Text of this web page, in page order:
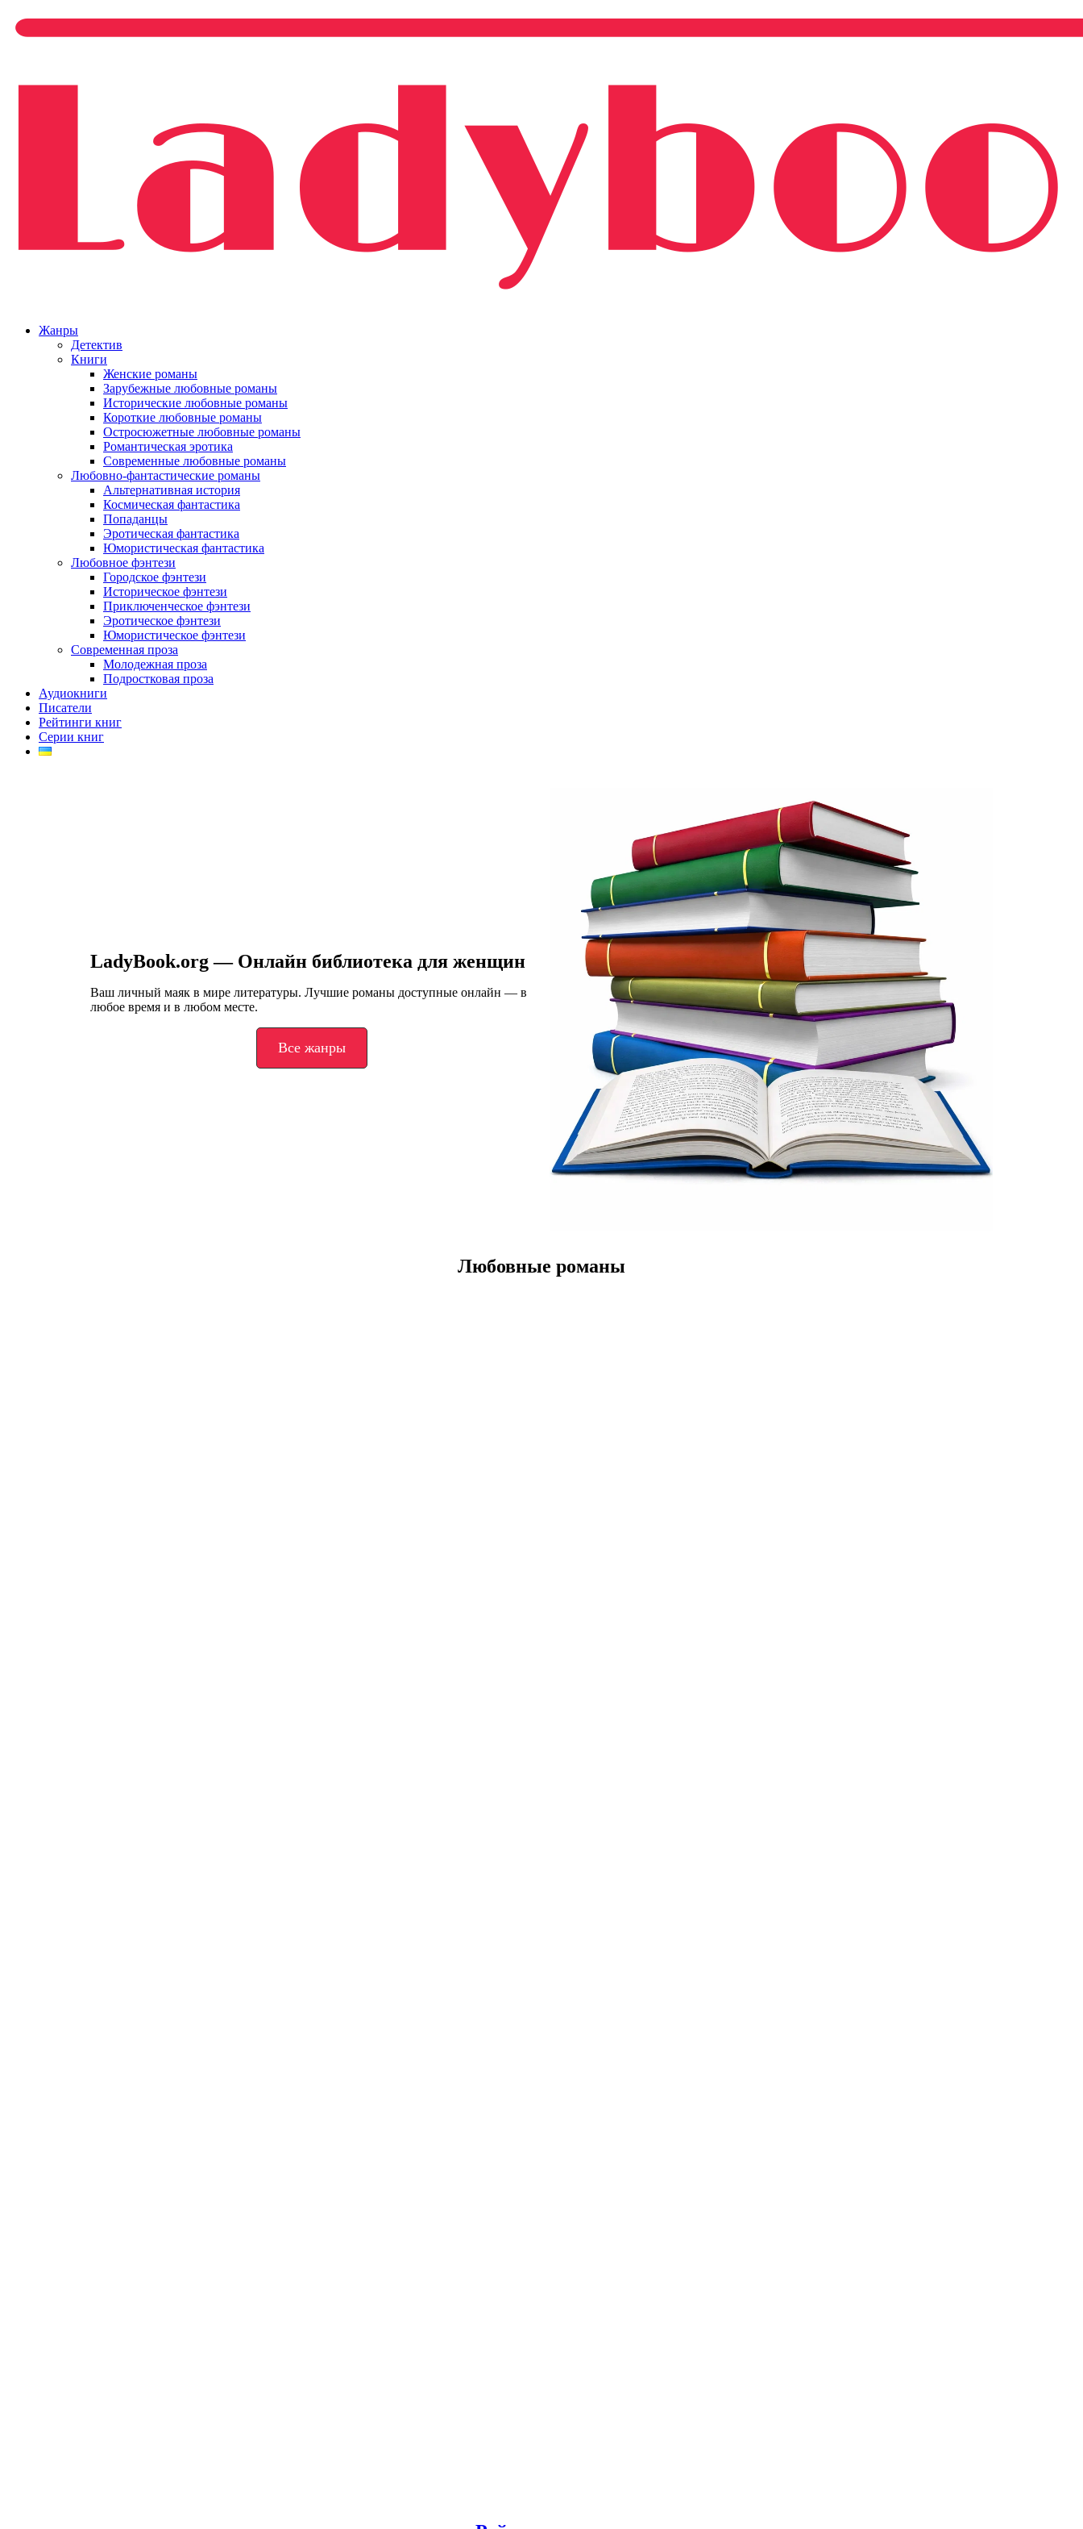
Жанры
Детектив
Книги
Женские романы
Зарубежные любовные романы
Исторические любовные романы
Короткие любовные романы
Остросюжетные любовные романы
Романтическая эротика
Современные любовные романы
Любовно-фантастические романы
Альтернативная история
Космическая фантастика
Попаданцы
Эротическая фантастика
Юмористическая фантастика
Любовное фэнтези
Городское фэнтези
Историческое фэнтези
Приключенческое фэнтези
Эротическое фэнтези
Юмористическое фэнтези
Современная проза
Молодежная проза
Подростковая проза
Аудиокниги
Писатели
Рейтинги книг
Серии книг
LadyBook.org — Онлайн библиотека для женщин
Ваш личный маяк в мире литературы. Лучшие романы доступные онлайн — в
любое время и в любом месте.
Все жанры
Любовные романы